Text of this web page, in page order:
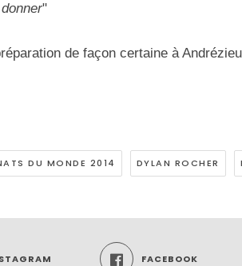
"
de façon certaine à
DU MONDE 2014 DYLAN ROCHER
FACEBOOK